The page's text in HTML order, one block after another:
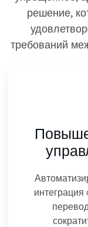
решение,
требований
интеграция